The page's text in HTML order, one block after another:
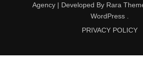
Agency | Developed By Rara
WordPress
PRIVACY POLICY